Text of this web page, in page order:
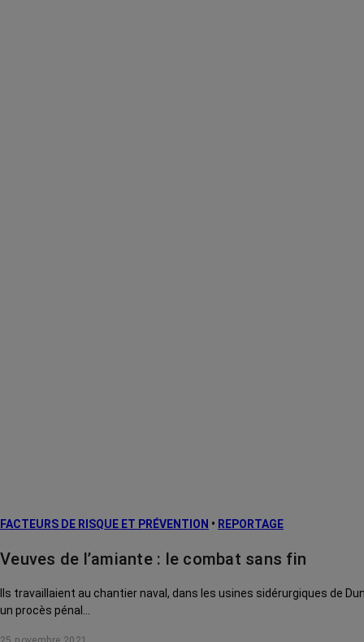
FACTEURS DE RISQUE ET PRÉVENTION • REPORTAGE
Veuves de l’amiante : le combat sans fin
Ils travaillaient au chantier naval, dans les usines sidérurgiques de
un procès pénal…